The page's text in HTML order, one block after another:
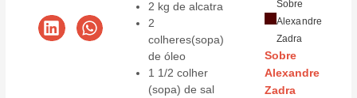
2 kg de alcatra
2
colheres(sopa)
de óleo
1 1/2 colher
(sopa) de sal
Sobre
Alexandre
Zadra
Sobre
Alexandre
Zadra